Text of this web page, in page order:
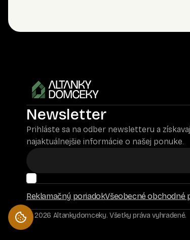
Newsletter
Prihláste sa na odber newsletteru a
najaktuálnejšie informácie o našej ponuke.
Reklamačný poriadokVšeobecné obchodné
© 2026 Altankydomceky. Všetky práva vyhradené.